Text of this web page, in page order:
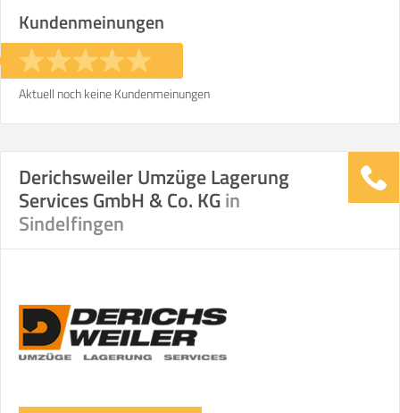
Kundenmeinungen
Aktuell noch keine Kundenmeinungen
Derichsweiler Umzüge Lagerung
Services GmbH & Co. KGin
Sindelfingen